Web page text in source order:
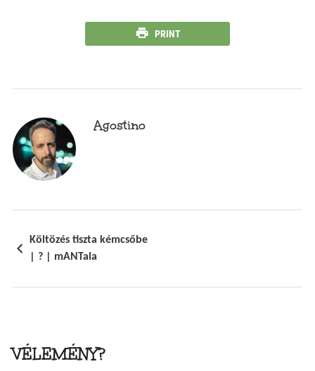
PRINT
Agostino
Költözés tiszta kémcsőbe
| ? | mANTala
VÉLEMÉNY?